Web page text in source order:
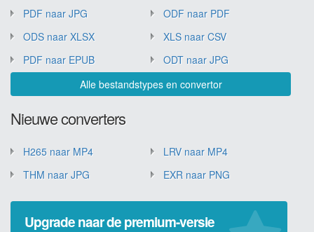
PDF naar JPG
ODF naar PDF
ODS naar XLSX
XLS naar CSV
PDF naar EPUB
ODT naar JPG
Alle bestandstypes en convertor
Nieuwe converters
H265 naar MP4
LRV naar MP4
THM naar JPG
EXR naar PNG
Upgrade naar de premium-versie